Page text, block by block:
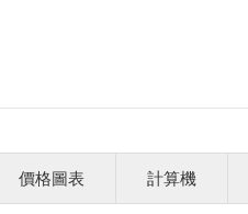
價格圖表 計算機